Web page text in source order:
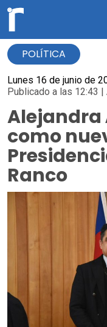
POLÍTICA
Lunes 16 de junio de
Publicado a las 12:43
Alejandra
como
Ranco